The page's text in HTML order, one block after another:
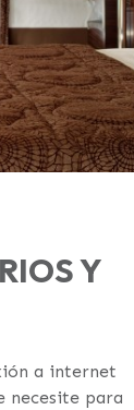
Y
a internet
necesite para